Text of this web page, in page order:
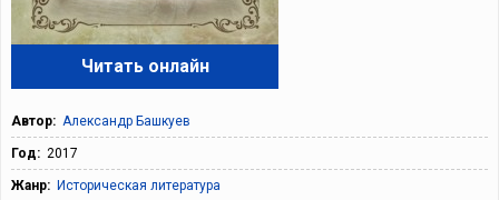
Читать онлайн
Автор: Александр Башкуев
Год: 2017
Жанр: Историческая литература